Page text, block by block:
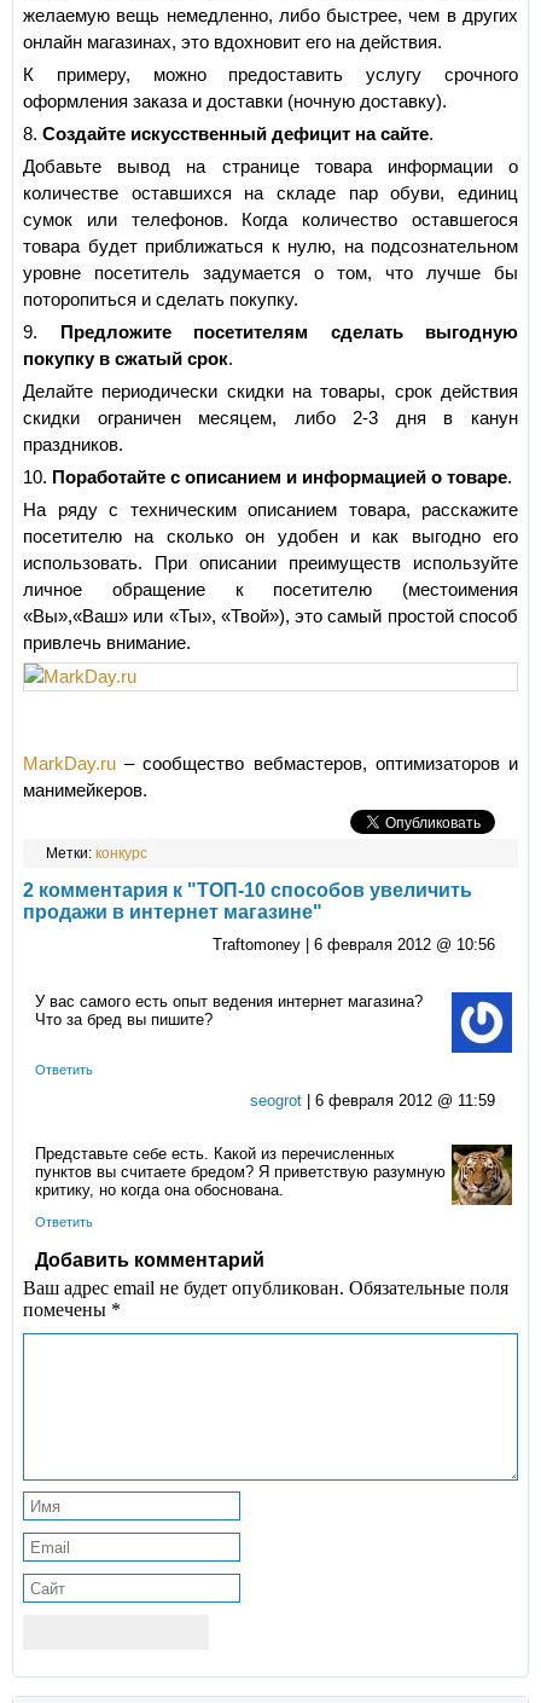
желаемую вещь немедленно, либо быстрее, чем в других
онлайн магазинах, это вдохновит его на действия.
К примеру, можно предоставить услугу срочного
оформления заказа и доставки (ночную доставку).
8. Создайте искусственный дефицит на сайте.
Добавьте вывод на странице товара информации о
количестве оставшихся на складе пар обуви, единиц
сумок или телефонов. Когда количество оставшегося
товара будет приближаться к нулю, на подсознательном
уровне посетитель задумается о том, что лучше бы
поторопиться и сделать покупку.
9.
Предложите посетителям сделать выгодную
покупку в сжатый срок.
Делайте периодически скидки на товары, срок действия
скидки ограничен месяцем, либо 2-3 дня в канун
праздников.
10. Поработайте с описанием и информацией о товаре.
На ряду с техническим описанием товара, расскажите
посетителю на сколько он удобен и как выгодно его
использовать. При описании преимуществ используйте
личное обращение к посетителю (местоимения
«Вы»,«Ваш» или «Ты», «Твой»), это самый простой способ
привлечь внимание.
MarkDay.ru – сообщество вебмастеров, оптимизаторов и
манимейкеров.
Метки: конкурс
2 комментария к "ТОП-10 способов увеличить
продажи в интернет магазине"
Traftomoney | 6 февраля 2012 @ 10:56
У вас самого есть опыт ведения интернет магазина?
Что за бред вы пишите?
Ответить
seogrot 6 февраля 2012 @ 11:59
Представьте себе есть. Какой из перечисленных
пунктов вы считаете бредом? Я приветствую разумную
критику, но когда она обоснована.
Ответить
Добавить комментарий
Ваш адрес email не будет опубликован. Обязательные поля
помечены *